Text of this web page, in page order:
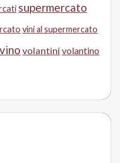
supermercato
vini al supermercato
vino volantini volantino